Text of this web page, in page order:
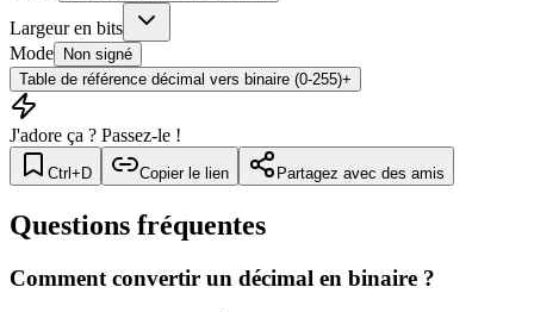
Largeur en bits
Mode Non signé
Table de référence décimal vers binaire (0-255)+
J'adore ça ? Passez-le !
Ctrl+D Copier le lien Partagez avec des amis
Questions fréquentes
Comment convertir un décimal en binaire ?